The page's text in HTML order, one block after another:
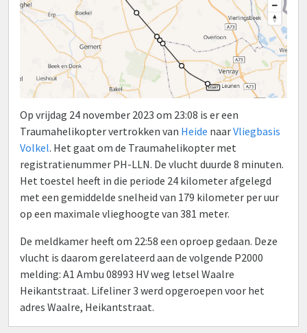
Op vrijdag 24 november 2023 om 23:08 is er een
Traumahelikopter vertrokken van Heide naarVliegbasis
Volkel. Het gaat om de Traumahelikopter met
registratienummer PH-LLN. De vlucht duurde 8 minuten.
Het toestel heeft in die periode 24 kilometer afgelegd
met een gemiddelde snelheid van 179 kilometer per uur
op een maximale vlieghoogte van 381 meter.
De meldkamer heeft om 22:58 een oproep gedaan. Deze
vlucht is daarom gerelateerd aan de volgende P2000
melding: A1 Ambu 08993 HV weg letsel Waalre
Heikantstraat. Lifeliner 3 werd opgeroepen voor het
adres Waalre, Heikantstraat.